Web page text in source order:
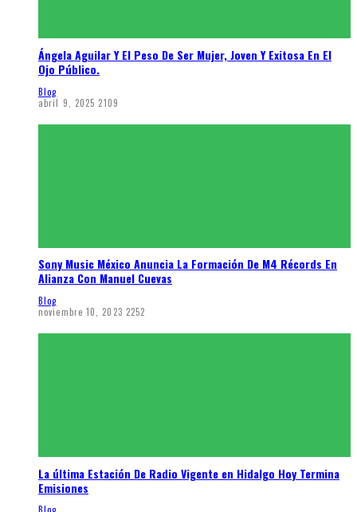
Ángela Aguilar Y El Peso De Ser Mujer, Joven Y Exitosa En El
Ojo Público.
Blog
abril 9, 2025 2109
Sony Music México Anuncia La Formación De M4 Récords En
Alianza Con Manuel Cuevas
Blog
noviembre 10, 2023 2252
La última Estación De Radio Vigente en Hidalgo Hoy Termina
Emisiones